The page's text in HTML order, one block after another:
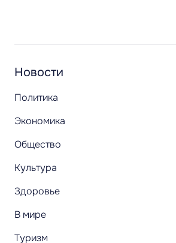
Новости
Политика
Экономика
Общество
Культура
Здоровье
В мире
Туризм